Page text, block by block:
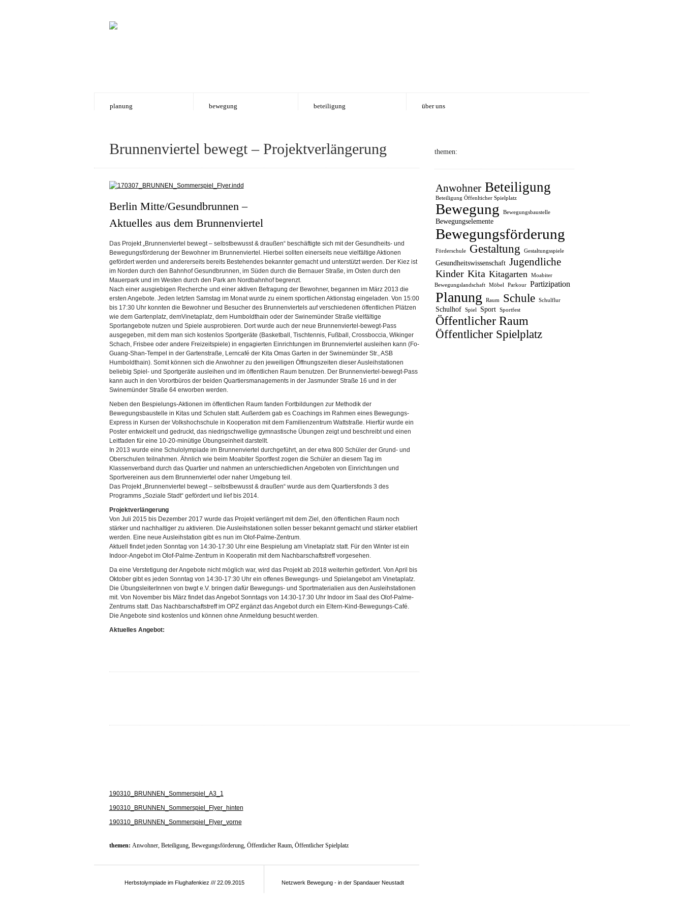
planung bewegung beteiligung über uns
Brunnenviertel bewegt – Projektverlängerung
Berlin Mitte/Gesundbrunnen –
Aktuelles aus dem Brunnenviertel
Das Projekt „Brunnenviertel bewegt – selbstbewusst & draußen“ beschäftigte sich mit der Gesundheits- und
Bewegungsförderung der Bewohner im Brunnenviertel. Hierbei sollten einerseits neue vielfältige Aktionen
gefördert werden und andererseits bereits Bestehendes bekannter gemacht und unterstützt werden. Der Kiez ist
im Norden durch den Bahnhof Gesundbrunnen, im Süden durch die Bernauer Straße, im Osten durch den
Mauerpark und im Westen durch den Park am Nordbahnhof begrenzt.
Nach einer ausgiebigen Recherche und einer aktiven Befragung der Bewohner, begannen im März 2013 die
ersten Angebote. Jeden letzten Samstag im Monat wurde zu einem sportlichen Aktionstag eingeladen. Von 15:00
bis 17:30 Uhr konnten die Bewohner und Besucher des Brunnenviertels auf verschiedenen öffentlichen Plätzen
wie dem Gartenplatz, demVinetaplatz, dem Humboldthain oder der Swinemünder Straße vielfältige
Sportangebote nutzen und Spiele ausprobieren. Dort wurde auch der neue Brunnenviertel-bewegt-Pass
ausgegeben, mit dem man sich kostenlos Sportgeräte (Basketball, Tischtennis, Fußball, Crossboccia, Wikinger
Schach, Frisbee oder andere Freizeitspiele) in engagierten Einrichtungen im Brunnenviertel ausleihen kann (Fo-
Guang-Shan-Tempel in der Gartenstraße, Lerncafé der Kita Omas Garten in der Swinemünder Str., ASB
Humboldthain). Somit können sich die Anwohner zu den jeweiligen Öffnungszeiten dieser Ausleihstationen
beliebig Spiel- und Sportgeräte ausleihen und im öffentlichen Raum benutzen. Der Brunnenviertel-bewegt-Pass
kann auch in den Vorortbüros der beiden Quartiersmanagements in der Jasmunder Straße 16 und in der
Swinemünder Straße 64 erworben werden.
Neben den Bespielungs-Aktionen im öffentlichen Raum fanden Fortbildungen zur Methodik der
Bewegungsbaustelle in Kitas und Schulen statt. Außerdem gab es Coachings im Rahmen eines Bewegungs-
Express in Kursen der Volkshochschule in Kooperation mit dem Familienzentrum Wattstraße. Hierfür wurde ein
Poster entwickelt und gedruckt, das niedrigschwellige gymnastische Übungen zeigt und beschreibt und einen
Leitfaden für eine 10-20-minütige Übungseinheit darstellt.
In 2013 wurde eine Schulolympiade im Brunnenviertel durchgeführt, an der etwa 800 Schüler der Grund- und
Oberschulen teilnahmen. Ähnlich wie beim Moabiter Sportfest zogen die Schüler an diesem Tag im
Klassenverband durch das Quartier und nahmen an unterschiedlichen Angeboten von Einrichtungen und
Sportvereinen aus dem Brunnenviertel oder naher Umgebung teil.
Das Projekt „Brunnenviertel bewegt – selbstbewusst & draußen“ wurde aus dem Quartiersfonds 3 des
Programms „Soziale Stadt“ gefördert und lief bis 2014.
Projektverlängerung
Von Juli 2015 bis Dezember 2017 wurde das Projekt verlängert mit dem Ziel, den öffentlichen Raum noch
stärker und nachhaltiger zu aktivieren. Die Ausleihstationen sollen besser bekannt gemacht und stärker etabliert
werden. Eine neue Ausleihstation gibt es nun im Olof-Palme-Zentrum.
Aktuell findet jeden Sonntag von 14:30-17:30 Uhr eine Bespielung am Vinetaplatz statt. Für den Winter ist ein
Indoor-Angebot im Olof-Palme-Zentrum in Kooperatin mit dem Nachbarschaftstreff vorgesehen.
Da eine Verstetigung der Angebote nicht möglich war, wird das Projekt ab 2018 weiterhin gefördert. Von April bis
Oktober gibt es jeden Sonntag von 14:30-17:30 Uhr ein offenes Bewegungs- und Spielangebot am Vinetaplatz.
Die ÜbungsleiterInnen von bwgt e.V. bringen dafür Bewegungs- und Sportmaterialien aus den Ausleihstationen
mit. Von November bis März findet das Angebot Sonntags von 14:30-17:30 Uhr Indoor im Saal des Olof-Palme-
Zentrums statt. Das Nachbarschaftstreff im OPZ ergänzt das Angebot durch ein Eltern-Kind-Bewegungs-Café.
Die Angebote sind kostenlos und können ohne Anmeldung besucht werden.
Aktuelles Angebot:
190310_BRUNNEN_Sommerspiel_A3_1
190310_BRUNNEN_Sommerspiel_Flyer_hinten
190310_BRUNNEN_Sommerspiel_Flyer_vorne
themen: Anwohner, Beteiligung, Bewegungsförderung, Öffentlicher Raum, Öffentlicher Spielplatz
Herbstolympiade im Flughafenkiez /// 22.09.2015 Netzwerk Bewegung - in der Spandauer Neustadt
themen:
Anwohner Beteiligung
Beteiligung Öffenlticher Spielplatz
Bewegung Bewegungsbaustelle
Bewegungselemente
Bewegungsförderung
Förderschule Gestaltung Gestaltungsspiele
Gesundheitswissenschaft Jugendliche
Kinder Kita Kitagarten
Moabiter
Bewegungslandschaft
Möbel Parkour Partizipation
Planung Raum Schule Schulflur
Schulhof Spiel Sport Sportfest
Öffentlicher Raum
Öffentlicher Spielplatz